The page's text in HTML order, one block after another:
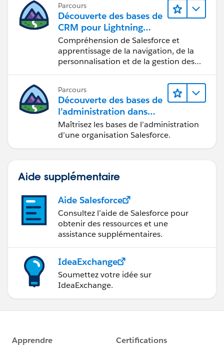
Parcours
Découverte des bases de
CRM pour Lightning
Experience
Compréhension de Salesforce et
apprentissage de la navigation, de la
personnalisation et de la gestion des
Parcours
Découverte des bases de
l’administration dans
Lightning Experience
Maîtrisez les bases de l’administration
d’une organisation Salesforce.
Aide supplémentaire
Aide Salesforce
Consultez l’aide de Salesforce pour
obtenir des ressources et une
assistance supplémentaires.
IdeaExchange
Soumettez votre idée sur
IdeaExchange.